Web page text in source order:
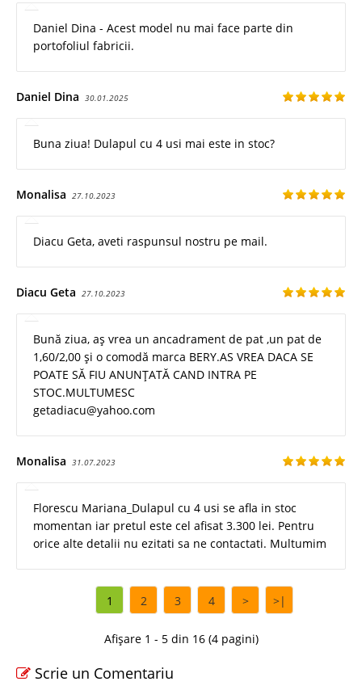
Daniel Dina - Acest model nu mai face parte din
portofoliul fabricii.
Daniel Dina 30.01.2025
Buna ziua! Dulapul cu 4 usi mai este in stoc?
Monalisa 27.10.2023
Diacu Geta, aveti raspunsul nostru pe mail.
Diacu Geta 27.10.2023
Bună ziua, aș vrea un ancadrament de pat ,un pat de
1,60/2,00 și o comodă marca BERY.AS VREA DACA SE
POATE SĂ FIU ANUNȚATĂ CAND INTRA PE
STOC.MULTUMESC
getadiacu@yahoo.com
Monalisa 31.07.2023
Florescu Mariana_Dulapul cu 4 usi se afla in stoc
momentan iar pretul este cel afisat 3.300 lei. Pentru
orice alte detalii nu ezitati sa ne contactati. Multumim
1 2 3 4 > >|
Afișare 1 - 5 din 16 (4 pagini)
Scrie un Comentariu